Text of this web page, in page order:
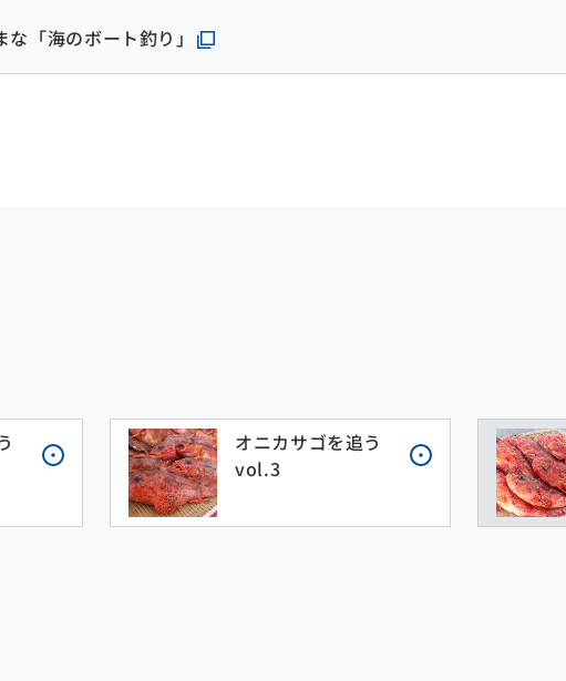
「海のボート釣り」
オニカサゴを追う
vol.3